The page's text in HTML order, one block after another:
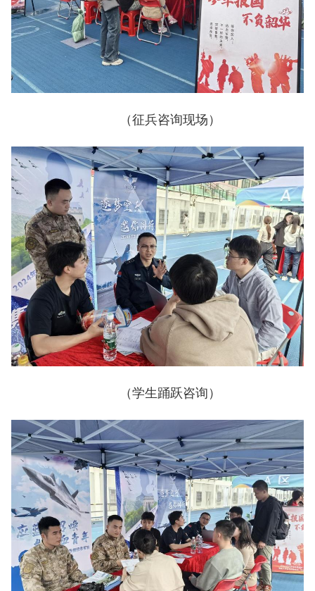
（征兵咨询现场）
（学生踊跃咨询）